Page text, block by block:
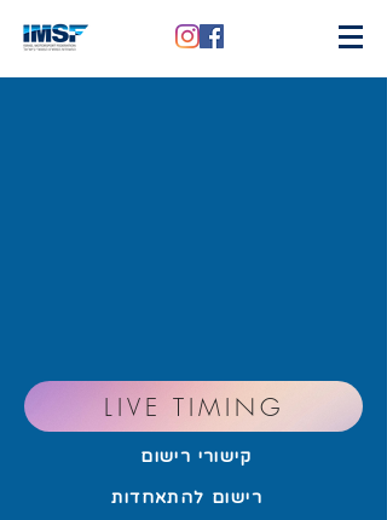
LIVE TIMING
קישורי רישום
רישום להתאחדות